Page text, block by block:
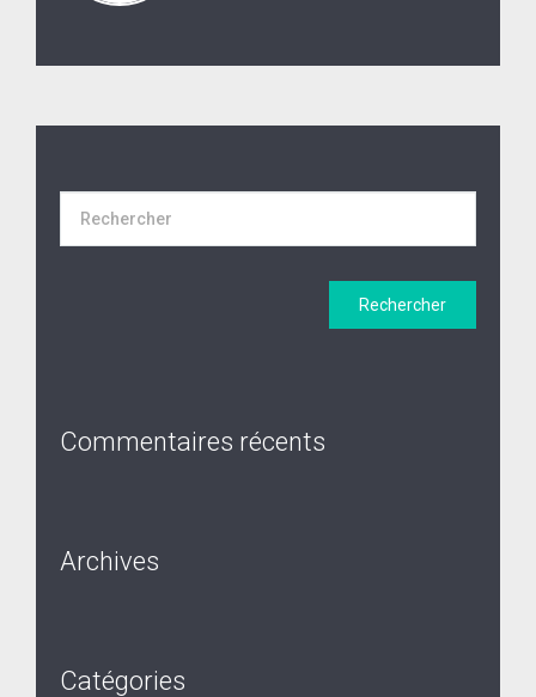
Commentaires récents
Archives
Catégories